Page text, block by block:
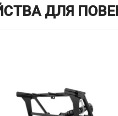
ДЛЯ